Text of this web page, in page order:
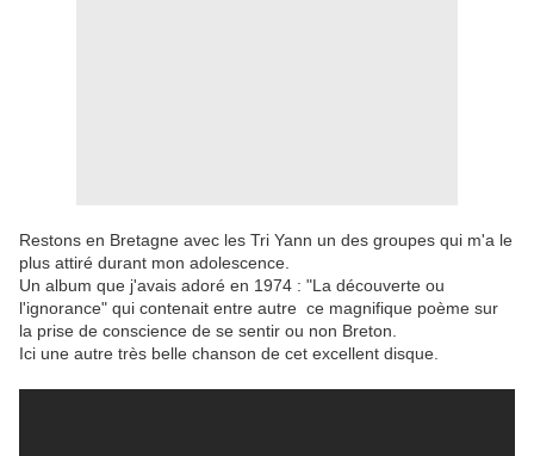
Restons en Bretagne avec les Tri Yann un des groupes qui m'a le
plus attiré durant mon adolescence.
Un album que j'avais adoré en 1974 : "La découverte ou
l'ignorance" qui contenait entre autre ce magnifique poème sur
la prise de conscience de se sentir ou non Breton.
Ici une autre très belle chanson de cet excellent disque.